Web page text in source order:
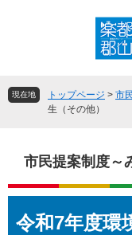
頭
飛
へ
現在地 トップページ > 市
生（その他）
市民提案制度～
文令和7年度環